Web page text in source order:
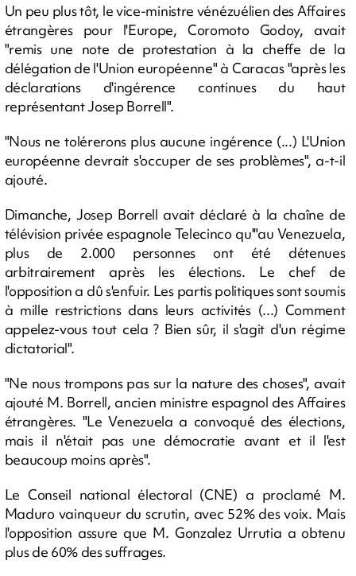
Un peu plus tôt, le vice-ministre vénézuélien des Affaires
étrangères pour l'Europe, Coromoto Godoy, avait
"remis une note de protestation à la cheffe de la
délégation de l'Union européenne" à Caracas "après les
déclarations d'ingérence continues du haut
représentant Josep Borrell".
"Nous ne tolérerons plus aucune ingérence (...) L'Union
européenne devrait s'occuper de ses problèmes", a-t-il
ajouté.
Dimanche, Josep Borrell avait déclaré à la chaîne de
télévision privée espagnole Telecinco qu'"au Venezuela,
plus de 2.000 personnes ont été détenues
arbitrairement après les élections. Le chef de
l'opposition a dû s'enfuir. Les partis politiques sont soumis
à mille restrictions dans leurs activités (...) Comment
appelez-vous tout cela ? Bien sûr, il s'agit d'un régime
dictatorial".
"Ne nous trompons pas sur la nature des choses", avait
ajouté M. Borrell, ancien ministre espagnol des Affaires
étrangères. "Le Venezuela a convoqué des élections,
mais il n'était pas une démocratie avant et il l'est
beaucoup moins après".
Le Conseil national électoral (CNE) a proclamé M.
Maduro vainqueur du scrutin, avec 52% des voix. Mais
l'opposition assure que M. Gonzalez Urrutia a obtenu
plus de 60% des suffrages.